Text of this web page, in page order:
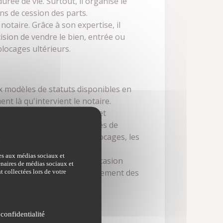
de cession des parts.
Grâce à son expertise, il
de vendre le bien, entrée ou
ultérieurs.
de statuts disponibles en
là qu'intervient le notaire.
adaptés à votre projet
de gestion, les modalités de
pour éviter les blocages, les
pérenne. C'est aussi l'occasion
ne rédige pas seulement des
aux médias sociaux et
de médias sociaux et
collectées lors de votre